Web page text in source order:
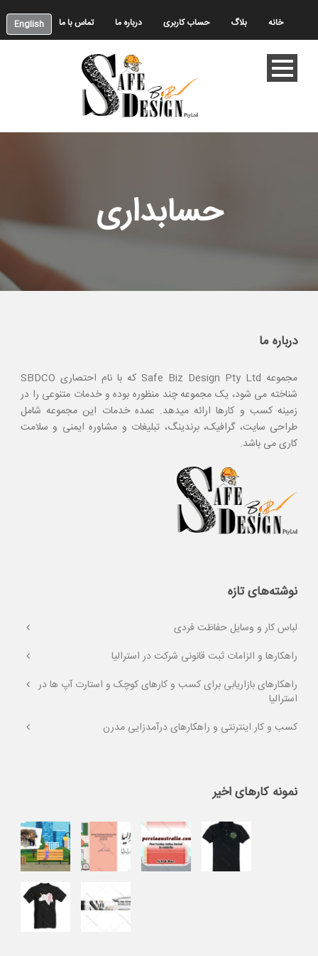
خانه بلاگ حساب کاربری درباره ما تماس با ما English
حسابداری
درباره ما
مجموعه Safe Biz Design Pty Ltd که با نام احتصاری SBDCO
شناخته می شود، یک مجموعه چند منظوره بوده و خدمات متنوعی را در
زمینه کسب و کارها ارائه میدهد. عمده خدمات این مجموعه شامل
طراحی سایت، گرافیک، برندینگ، تبلیغات و مشاوره ایمنی و سلامت
کاری می باشد.
نوشته‌های تازه
لباس کار و وسایل حفاظت فردی
راهکارها و الزامات ثبت قانونی شرکت در استرالیا
راهکارهای بازاریابی برای کسب و کارهای کوچک و استارت آپ ها در
استرالیا
کسب و کار اینترنتی و راهکارهای درآمدزایی مدرن
نمونه کارهای اخیر